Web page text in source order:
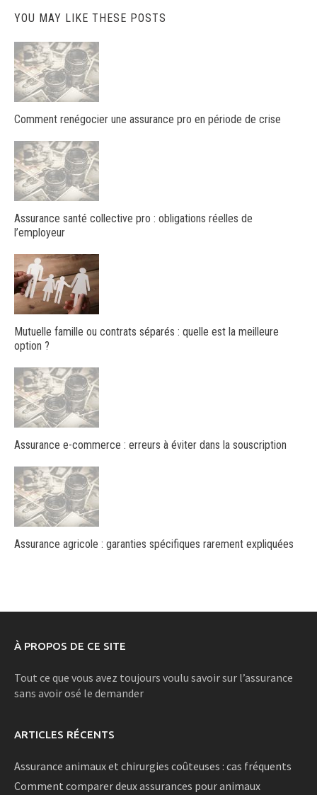
YOU MAY LIKE THESE POSTS
Comment renégocier une assurance pro en période de crise
Assurance santé collective pro : obligations réelles de
l’employeur
Mutuelle famille ou contrats séparés : quelle est la meilleure
option ?
Assurance e-commerce : erreurs à éviter dans la souscription
Assurance agricole : garanties spécifiques rarement expliquées
À PROPOS DE CE SITE
Tout ce que vous avez toujours voulu savoir sur l’assurance
sans avoir osé le demander
ARTICLES RÉCENTS
Assurance animaux et chirurgies coûteuses : cas fréquents
Comment comparer deux assurances pour animaux